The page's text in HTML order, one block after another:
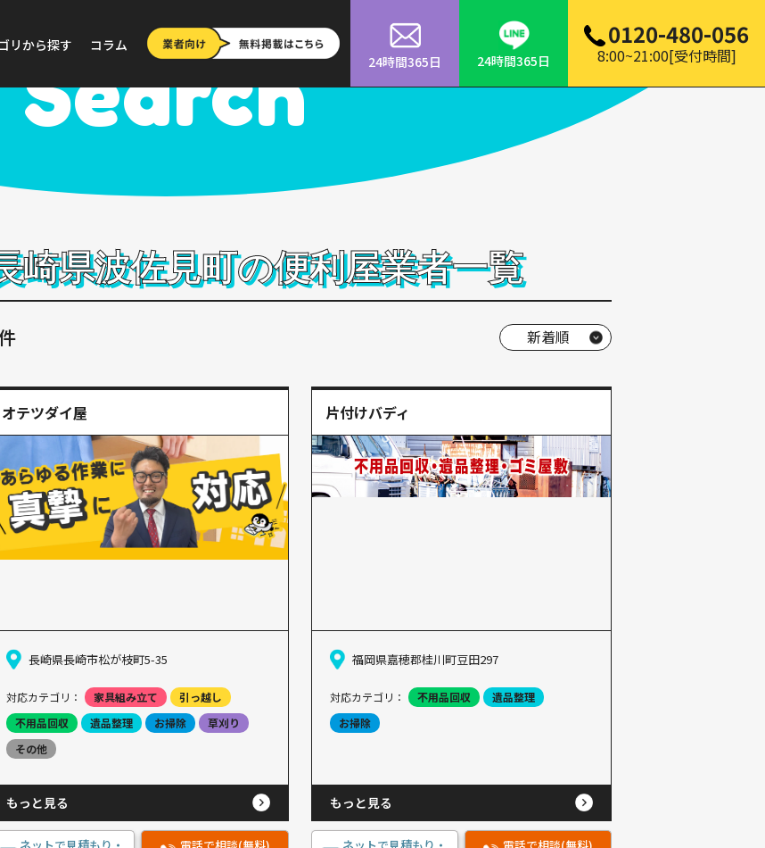
リから探す
コラム
24時間365日
24時間365日
0120-480-056
8:00~21:00[受付時間]
Search
崎県波佐見町の便利屋業者一覧
オテツダイ屋
長崎県長崎市松が枝町5-35
対応カテゴリ： 家具組み立て
引っ越し
不用品回収
遺品整理 お掃除
草刈り
その他
もっと見る
ネットで見積もり・
電話で相談(無料)
片付けバディ
福岡県嘉穂郡桂川町豆田297
対応カテゴリ： 不用品回収
遺品整理
お掃除
もっと見る
ネットで見積もり・
電話で相談(無料)